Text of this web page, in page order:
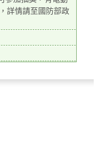
詳情請至國防部政